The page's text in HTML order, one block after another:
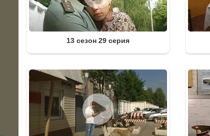
13 сезон 29 серия